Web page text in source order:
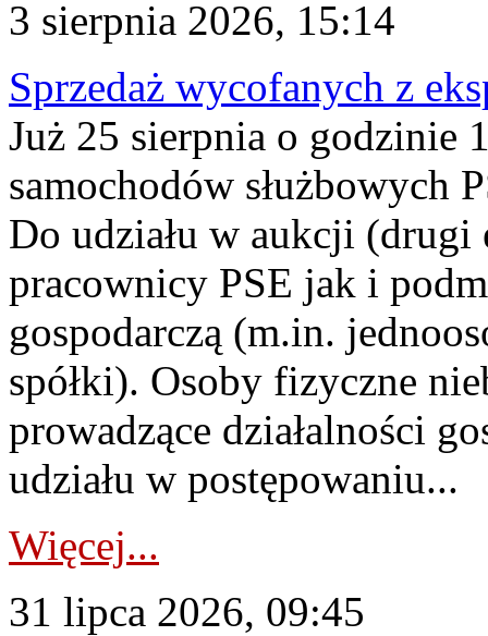
3 sierpnia 2026, 15:14
Sprzedaż wycofanych z
Już 25 sierpnia o godzinie
samochodów służbowych
Do udziału w aukcji (drugi
pracownicy PSE jak i
gospodarczą (m.in.
spółki). Osoby fizyczne
prowadzące działalności
udziału w postępowaniu...
Więcej...
31 lipca 2026, 09:45